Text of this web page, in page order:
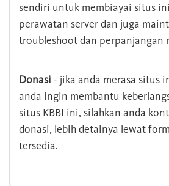
sendiri untuk membiayai situs
perawatan server dan juga
troubleshoot dan perpanjangan
Donasi - jika anda merasa situs
anda ingin membantu
situs KBBI ini, silahkan anda
donasi, lebih detainya lewat
tersedia.